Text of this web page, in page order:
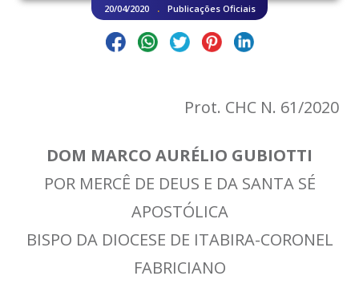
20/04/2020 . Publicações Oficiais
Prot. CHC N. 61/2020
DOM MARCO AURÉLIO GUBIOTTI
POR MERCÊ DE DEUS E DA SANTA SÉ
APOSTÓLICA
BISPO DA DIOCESE DE ITABIRA-CORONEL
FABRICIANO